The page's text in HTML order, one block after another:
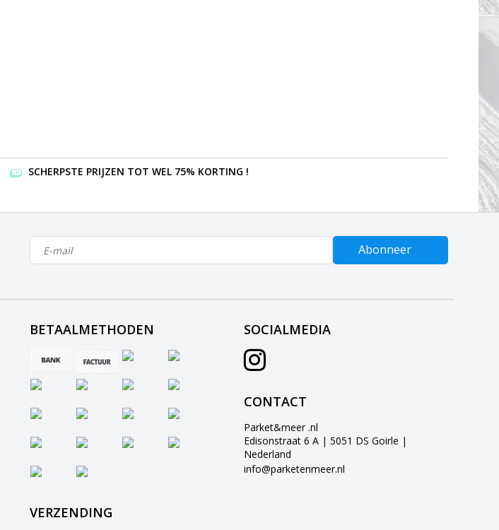
SCHERPSTE PRIJZEN TOT WEL 75% KORTING !
Abonneer
BETAALMETHODEN
VERZENDING
SOCIALMEDIA
CONTACT
Parket&meer .nl
Edisonstraat 6 A | 5051 DS Goirle |
Nederland
info@parketenmeer.nl